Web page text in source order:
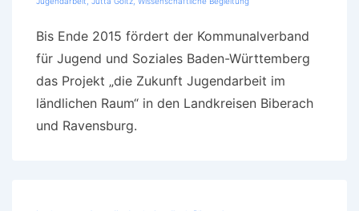
Bis Ende 2015 fördert der Kommunalverband
für Jugend und Soziales Baden-Württemberg
das Projekt „die Zukunft Jugendarbeit im
ländlichen Raum“ in den Landkreisen Biberach
und Ravensburg.